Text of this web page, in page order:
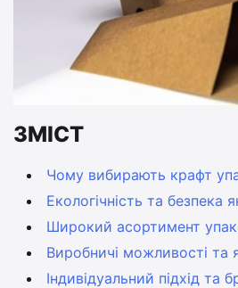
ЗМІСТ
Чому вибирають крафт
Екологічність та безпека
Широкий асортимент
Виробничі можливості та
Індивідуальний підхід та